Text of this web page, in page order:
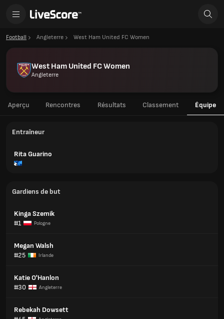
Football Angleterre West Ham United FC Women
West Ham United FC Women
Angleterre
Aperçu Rencontres Résultats Classement Équipe
Entraîneur
Rita Guarino
Gardiens de but
Kinga Szemik
#1
Pologne
Megan Walsh
#25
Irlande
Katie O'Hanlon
#30
Angleterre
Rebekah Dowsett